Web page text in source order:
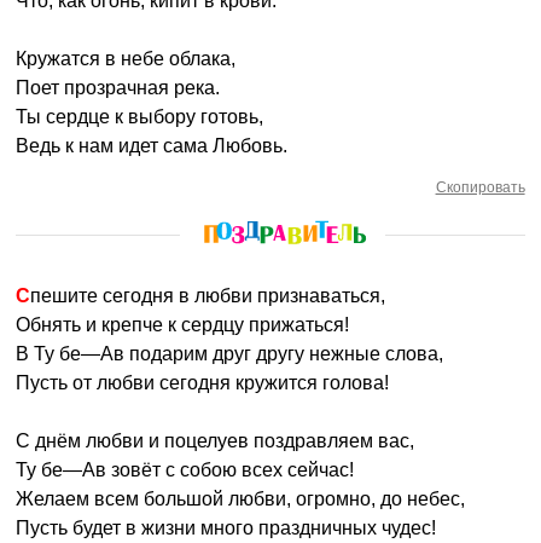
Кружатся в небе облака,
Поет прозрачная река.
Ты сердце к выбору готовь,
Ведь к нам идет сама Любовь.
Скопировать
Спешите сегодня в любви признаваться,
Обнять и крепче к сердцу прижаться!
В Ту бе—Ав подарим друг другу нежные слова,
Пусть от любви сегодня кружится голова!
С днём любви и поцелуев поздравляем вас,
Ту бе—Ав зовёт с собою всех сейчас!
Желаем всем большой любви, огромно, до небес,
Пусть будет в жизни много праздничных чудес!